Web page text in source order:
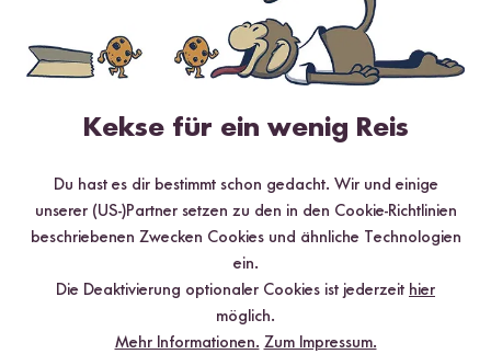
Digitales Rezeptbuch per E-Mail
✔️ 25 leckere Rezepte aus unseren bunten Kochwelten
✔️ Von Sushi über Curry bis hin zu Desserts
Kekse für ein wenig Reis
Du hast es dir bestimmt schon gedacht. Wir und einige
unserer (US-)Partner setzen zu den in den Cookie-Richtlinien
beschriebenen Zwecken Cookies und ähnliche Technologien
ein.
Die Deaktivierung optionaler Cookies ist jederzeit hier
möglich.
Mehr Informationen. Zum Impressum.